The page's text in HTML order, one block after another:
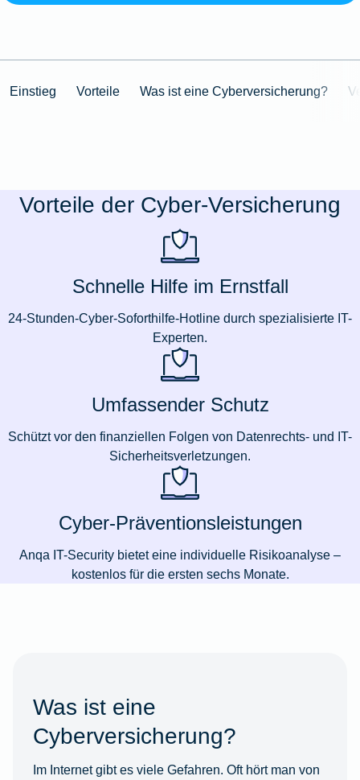
Einstieg Vorteile Was ist eine Cyberversicherung?
Vorteile der Cyber-Versicherung
Schnelle Hilfe im Ernstfall
24-Stunden-Cyber-Soforthilfe-Hotline durch spezialisierte IT-
Experten.
Umfassender Schutz
Schützt vor den finanziellen Folgen von Datenrechts- und IT-
Sicherheitsverletzungen.
Cyber-Präventionsleistungen
Anqa IT-Security bietet eine individuelle Risikoanalyse –
kostenlos für die ersten sechs Monate.
Was ist eine
Cyberversicherung?
Im Internet gibt es viele Gefahren. Oft hört man von